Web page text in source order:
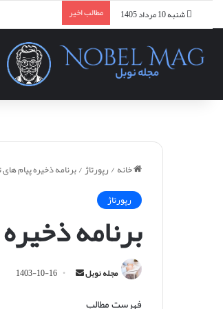
شنبه 10 مرداد 1405 مطالب اخیر
خانه/رپورتاژ/برنامه ذخیره پیام های
رپورتاژ
برنامه
مجله نوبل 1403-10-16
فهرست مطالب